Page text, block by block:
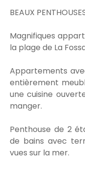
BEAUX
Magnifiques
la plage de La
Appartements
entièrement
une cuisine
manger.
Penthouse de 2
de bains avec
vues sur la mer.